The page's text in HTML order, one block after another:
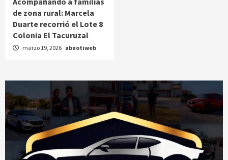
de zona rural: Marcela
Duarte recorrió el Lote 8
Colonia El Tacuruzal
marzo 19, 2026 abnotiweb